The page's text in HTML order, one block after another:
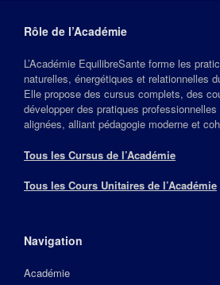
Rôle de l’Académie
L’Académie EquilibreSante forme les
naturelles, énergétiques et relationnelles
Elle propose des cursus complets, des
développer des pratiques
alignées, alliant pédagogie moderne et
Tous les Cursus de l’Académie
Tous les Cours Unitaires de l’Académie
Navigation
Académie